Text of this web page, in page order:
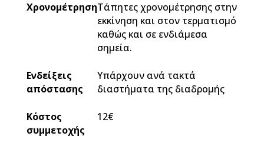
ΧρονομέτρησηΤάπητες χρονομέτρησης στην
εκκίνηση και στον τερματισμό
καθώς και σε ενδιάμεσα
σημεία.
Ενδείξεις
απόστασης
Υπάρχουν ανά τακτά
διαστήματα της διαδρομής
Κόστος
συμμετοχής
12€